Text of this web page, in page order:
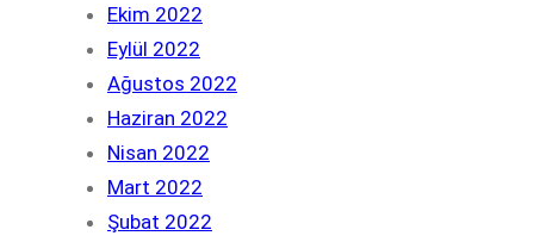
Ekim 2022
Eylül 2022
Ağustos 2022
Haziran 2022
Nisan 2022
Mart 2022
Şubat 2022